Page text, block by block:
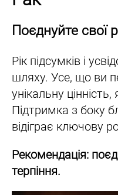
Поєднуйте свої
Рік підсумків і
шляху. Усе, що ви
унікальну
Підтримка з боку
відіграє ключову
Рекомендація:
терпіння.